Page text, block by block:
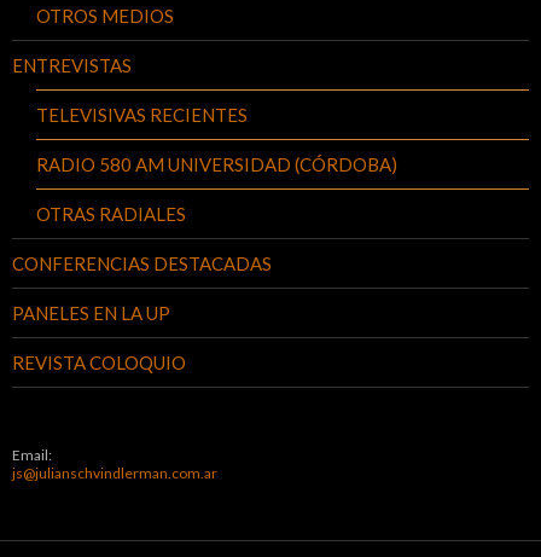
OTROS MEDIOS
ENTREVISTAS
TELEVISIVAS RECIENTES
RADIO 580 AM UNIVERSIDAD (CÓRDOBA)
OTRAS RADIALES
CONFERENCIAS DESTACADAS
PANELES EN LA UP
REVISTA COLOQUIO
Email:
js@julianschvindlerman.com.ar